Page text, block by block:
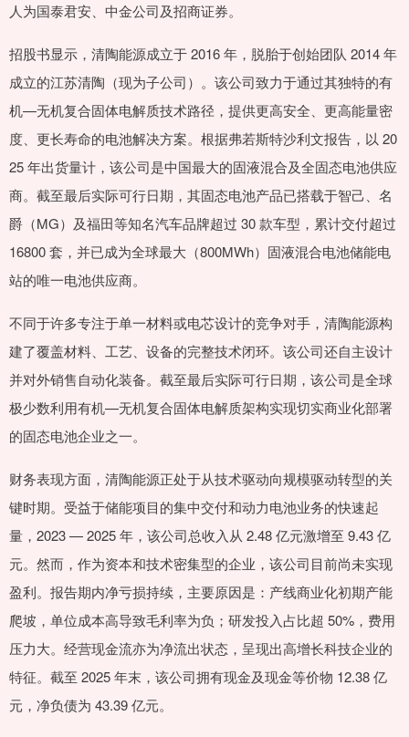
人为国泰君安、中金公司及招商证券。
招股书显示，清陶能源成立于 2016 年，脱胎于创始团队 2014 年
成立的江苏清陶（现为子公司）。该公司致力于通过其独特的有
机—无机复合固体电解质技术路径，提供更高安全、更高能量密
度、更长寿命的电池解决方案。根据弗若斯特沙利文报告，以 20
25 年出货量计，该公司是中国最大的固液混合及全固态电池供应
商。截至最后实际可行日期，其固态电池产品已搭载于智己、名
爵（MG）及福田等知名汽车品牌超过 30 款车型，累计交付超过
16800 套，并已成为全球最大（800MWh）固液混合电池储能电
站的唯一电池供应商。
不同于许多专注于单一材料或电芯设计的竞争对手，清陶能源构
建了覆盖材料、工艺、设备的完整技术闭环。该公司还自主设计
并对外销售自动化装备。截至最后实际可行日期，该公司是全球
极少数利用有机—无机复合固体电解质架构实现切实商业化部署
的固态电池企业之一。
财务表现方面，清陶能源正处于从技术驱动向规模驱动转型的关
键时期。受益于储能项目的集中交付和动力电池业务的快速起
量，2023 — 2025 年，该公司总收入从 2.48 亿元激增至 9.43 亿
元。然而，作为资本和技术密集型的企业，该公司目前尚未实现
盈利。报告期内净亏损持续，主要原因是：产线商业化初期产能
爬坡，单位成本高导致毛利率为负；研发投入占比超 50%，费用
压力大。经营现金流亦为净流出状态，呈现出高增长科技企业的
特征。截至 2025 年末，该公司拥有现金及现金等价物 12.38 亿
元，净负债为 43.39 亿元。